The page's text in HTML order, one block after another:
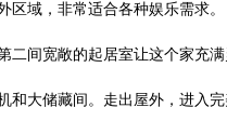
域，非常适合各种娱乐需求。
二间宽敞的起居室让这个家充
和大储藏间。走出屋外，进入